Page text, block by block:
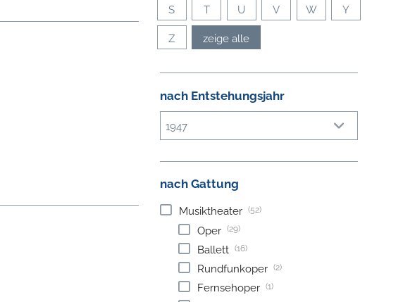
S T U V W Y
Z zeige alle
nach Entstehungsjahr
1947
nach Gattung
Musiktheater (52)
Oper (29)
Ballett (16)
Rundfunkoper (2)
Fernsehoper (1)